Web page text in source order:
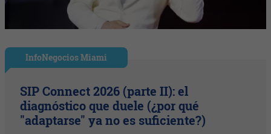
InfoNegocios Miami
SIP Connect 2026 (parte II): el
diagnóstico que duele (¿por qué
"adaptarse" ya no es suficiente?)